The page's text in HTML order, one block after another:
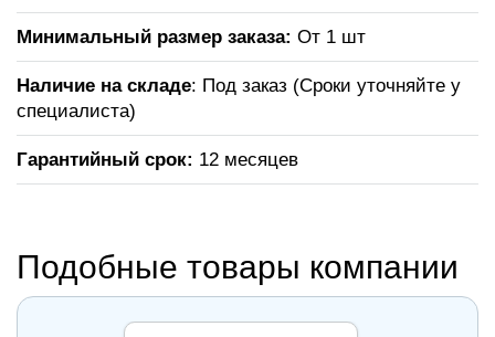
Минимальный размер заказа: От 1 шт
Наличие на складе: Под заказ (Сроки уточняйте у
специалиста)
Гарантийный срок: 12 месяцев
Подобные товары компании